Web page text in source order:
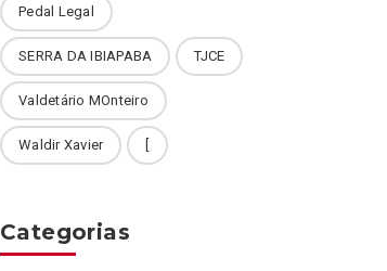
Pedal Legal
SERRA DA IBIAPABA TJCE
Valdetário MOnteiro
Waldir Xavier
Categorias